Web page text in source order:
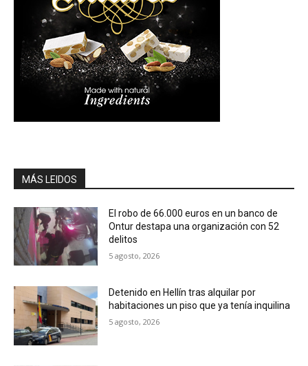
MÁS LEIDOS
El robo de 66.000 euros en un banco de
Ontur destapa una organización con 52
delitos
5 agosto, 2026
Detenido en Hellín tras alquilar por
habitaciones un piso que ya tenía inquilina
5 agosto, 2026